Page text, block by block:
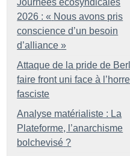
2026 : « Nous avons pris
conscience d’un besoin
d’alliance »
Attaque de la pride de
faire front uni face à
fasciste
Analyse matérialiste : La
Plateforme, l’anarchisme
bolchevisé ?